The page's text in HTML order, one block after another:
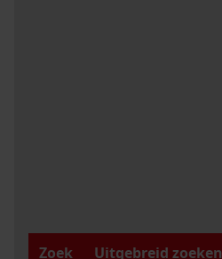
Zoek
Uitgebreid zoeken